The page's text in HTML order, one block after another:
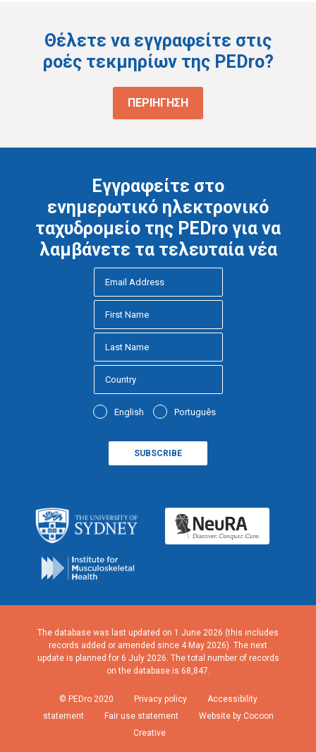
Θέλετε να εγγραφείτε στις
ροές τεκμηρίων της PEDro?
ΠΕΡΙHΓΗΣΗ
Εγγραφείτε στο
ενημερωτικό ηλεκτρονικό
ταχυδρομείο της PEDro για να
λαμβάνετε τα τελευταία νέα
English Português
The database was last updated on 1 June 2026 (this includes
records added or amended since 4 May 2026). The next
update is planned for 6 July 2026. The total number of records
on the database is 68,847.
© PEDro 2020 Privacy policy
Accessibility
statement
Fair use statement
Website by Cocoon
Creative